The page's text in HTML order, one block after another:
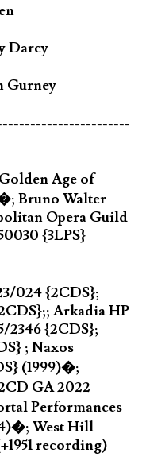
Darcy
Gurney
Age of
Bruno Walter
Opera Guild
{3LPS}
024 {2CDS};
Arkadia HP
2346 {2CDS};
; Naxos
(1999)�;
GA 2022
Performances
West Hill
recording)